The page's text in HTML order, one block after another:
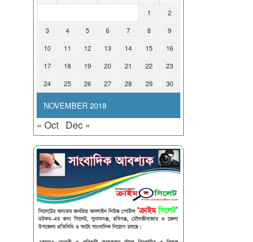
NOVEMBER 2018
1
2
3
4 5 6 7 8
9
10
11 12 13 14 15
16
17
18 19 20 21 22
23
24
25 26 27 28 29 30
« Oct Dec »